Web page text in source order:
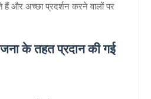
हैं और अच्छा प्रदर्शन करने वालों पर
के तहत प्रदान की गई